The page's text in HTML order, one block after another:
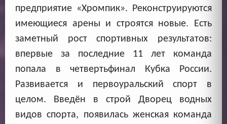
предприятие «Хромпик». Реконструируются
имеющиеся арены и строятся новые. Есть
заметный рост спортивных результатов:
впервые за последние 11 лет команда
попала в четвертьфинал Кубка России.
Развивается и первоуральский спорт в
целом. Введён в строй Дворец водных
видов спорта, появилась женская команда